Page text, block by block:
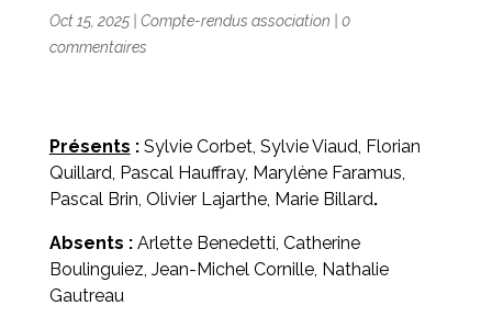
Oct 15, 2025| Compte-rendus association
0
commentaires
Présents : Sylvie Corbet, Sylvie Viaud, Florian
Quillard, Pascal Hauffray, Marylène Faramus,
Pascal Brin, Olivier Lajarthe, Marie Billard.
Absents :Arlette Benedetti, Catherine
Boulinguiez, Jean-Michel Cornille, Nathalie
Gautreau